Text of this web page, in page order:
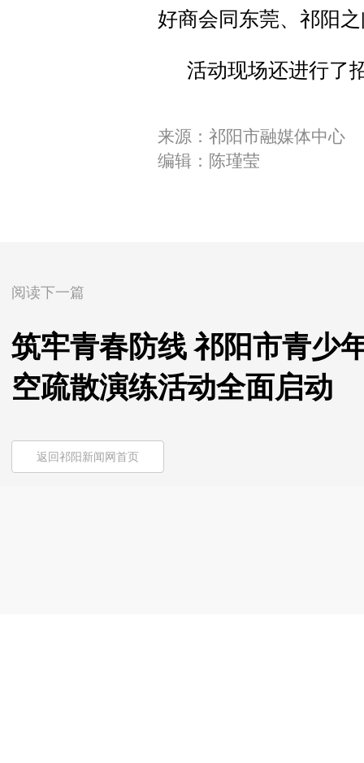
好商会同东莞、祁阳
活动现场还进行了
来源：祁阳市融媒体中心
编辑：陈瑾莹
阅读下一篇
筑牢青春防线 祁阳市青少
空疏散演练活动全面启动
返回祁阳新闻网首页